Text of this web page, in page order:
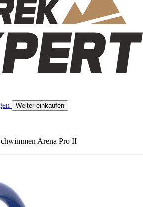
Weiter einkaufen
Arena Pro II